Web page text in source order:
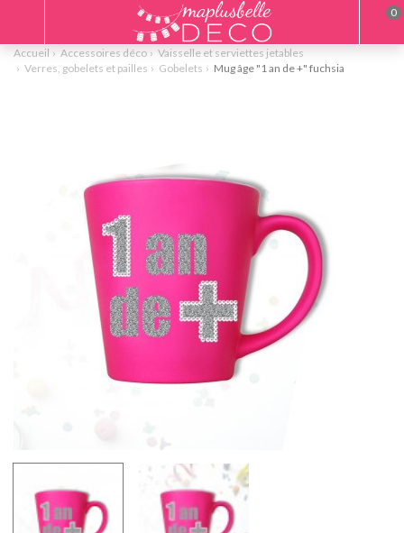
Accueil Accessoires déco
Vaisselle et serviettes jetables
Verres, gobelets et pailles
Gobelets Mug âge "1 an de +" fuchsia
0